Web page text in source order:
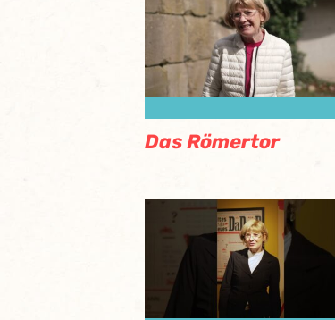
Das Römertor